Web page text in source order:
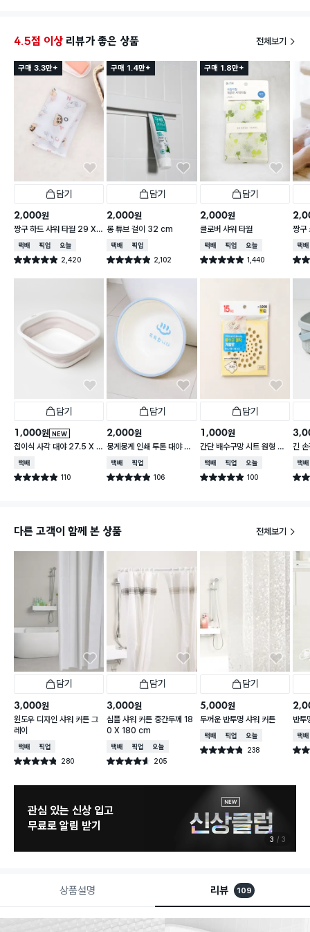
4.5점 이상 리뷰가 좋은 상품 전체보기
구매 3.3만+
담기
2,000원
짱구 하드 샤워 타월 29 X
95 cm
택배배송매장픽업오늘배송
별점 4.9점 2,420
건 작성
구매 1.4만+
담기
2,000원
롱 튜브 걸이 32 cm
택배배송매장픽업
별점 4.9점 2,102
건 작성
구매 1.8만+
담기
2,000원
클로버 샤워 타월
택배배송매장픽업오늘배송
별점 4.9점 1,440
건 작성
짱구
X
택배
별점
담기
NEW
1,000원
접이식 사각 대야 27.5 X 2
3 cm
택배배송
별점 4.9점 110
건 작성
담기
2,000원
뭉게뭉게 인쇄 투톤 대야 33
cm
택배배송매장픽업
별점 4.9점 106
건 작성
담기
1,000원
간단 배수구망 시트 원형 중
형 15매입
택배배송매장픽업오늘배송
별점 4.9점 100
건 작성
긴
택배
별점
다른 고객이 함께 본 상품 전체보기
담기
3,000원
윈도우 디자인 샤워 커튼 그
레이
택배배송매장픽업
별점 4.8점 280
건 작성
담기
3,000원
심플 샤워 커튼 중간두께 18
0 X 180 cm
택배배송매장픽업오늘배송
별점 4.6점 205
건 작성
담기
5,000원
두꺼운 반투명 샤워 커튼
택배배송매장픽업오늘배송
별점 4.8점 238
건 작성
반투
택배
별점
관심 있는 신상 입고
무료로 알림 받기
3 3
상품설명 리뷰 109